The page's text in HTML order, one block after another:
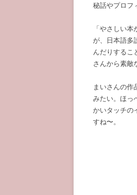
秘話やプロフ
「やさしい
が、日本語多
んだりするこ
さんから素敵
まいさんの作
みたい。ほっ
かいタッチの
すね〜。